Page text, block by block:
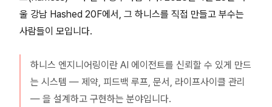
울 강남 Hashed 20F에서, 그 하니스를 직접 만들고 부수는
사람들이 모입니다.
하니스 엔지니어링이란 AI 에이전트를 신뢰할 수 있게 만드
는 시스템 — 제약, 피드백 루프, 문서, 라이프사이클 관리
— 을 설계하고 구현하는 분야입니다.